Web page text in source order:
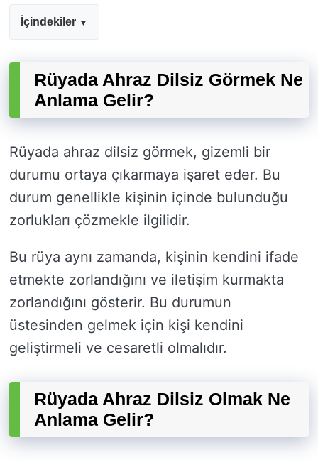
İçindekiler
Rüyada Ahraz Dilsiz Görmek Ne
Anlama Gelir?
Rüyada ahraz dilsiz görmek, gizemli bir
durumu ortaya çıkarmaya işaret eder. Bu
durum genellikle kişinin içinde bulunduğu
zorlukları çözmekle ilgilidir.
Bu rüya aynı zamanda, kişinin kendini ifade
etmekte zorlandığını ve iletişim kurmakta
zorlandığını gösterir. Bu durumun
üstesinden gelmek için kişi kendini
geliştirmeli ve cesaretli olmalıdır.
Rüyada Ahraz Dilsiz Olmak Ne
Anlama Gelir?